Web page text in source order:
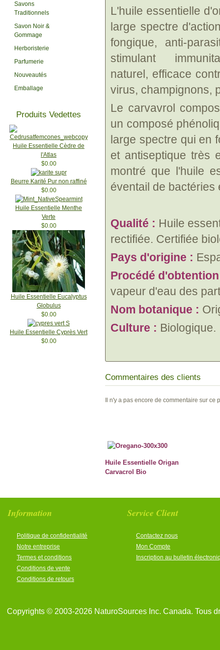
Savons
Traditionnels
Savon Noir &
Gommage
Herboristerie
Parfumerie
Nouveautés
Emballage
Produits Vedettes
Huile Essentielle Cèdre de
l'Atlas
$0.00
Beurre Karité Pur non raffiné
$0.00
Huile Essentielle Menthe
Verte
$0.00
Huile Essentielle Eucalyptus
Globulus
$0.00
Huile Essentielle Cyprès Vert
$0.00
L'huile essentielle
large spectre
fongique, anti-
stimulant
naturel, efficace
virus, champignons,
Le carvavrol
un composé
large spectre qui en
et antiseptique très
montré que l'huile
éventail de bactéries
Qualité : Huile
rectifiée. Certifiée
Pays d'origine :
Procédé
vapeur d'eau des
Nom botanique :
Culture : Biologique.
Commentaires des clients
Il n'y a pas encore de commentaire sur ce
Huile Essentielle Origan
Carvacrol Bio
Information
Politique de confidentialité
Notre entreprise
Termes et conditions
Conditions de vente
Conditions de retours
Service Client
Contactez nous
Mon Compte
Inscription au bulletin
Copyrights © 2003-2026 NaturoSources Inc. Canada. Tous